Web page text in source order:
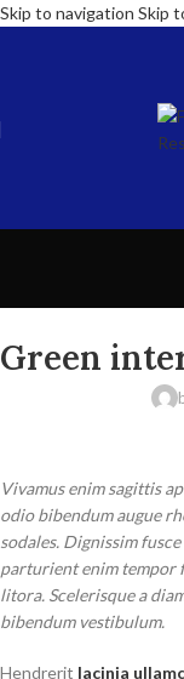
Skip to navigation Skip
Green
Vivamus enim sagittis
odio bibendum augue
sodales. Dignissim
parturient enim
litora. Scelerisque a
bibendum vestibulum.
Hendrerit lacinia